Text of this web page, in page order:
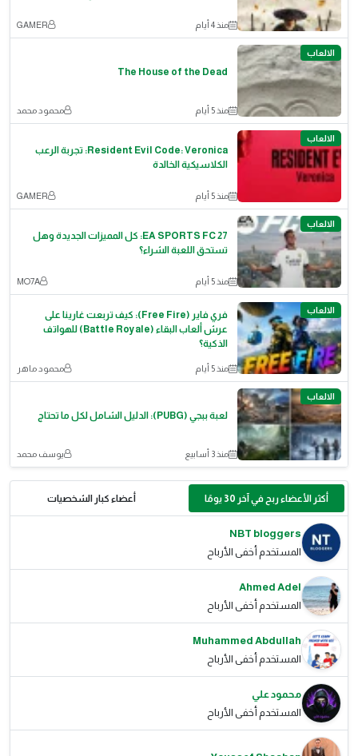
منذ 4 أيام GAMER
الالعاب
The House of the Dead
منذ 5 أيام محمود محمد
الالعاب
Resident Evil Code: Veronica: تجربة الرعب
الكلاسيكية الخالدة
منذ 5 أيام GAMER
الالعاب
EA SPORTS FC 27: كل المميزات الجديدة وهل
تستحق اللعبة الشراء؟
منذ 5 أيام MO7A
الالعاب
فري فاير (Free Fire): كيف تربعت غارينا على
عرش ألعاب البقاء (Battle Royale) للهواتف
الذكية؟
منذ 5 أيام محمود ماهر
الالعاب
لعبة ببجي (PUBG): الدليل الشامل لكل ما تحتاج
منذ 3 أسابيع يوسف محمد
أكثر الأعضاء ربح في آخر 30 يومًا أعضاء كبار الشخصيات
NBT bloggers
المستخدم أخفى الأرباح
Ahmed Adel
المستخدم أخفى الأرباح
Muhammed Abdullah
المستخدم أخفى الأرباح
محمود علي
المستخدم أخفى الأرباح